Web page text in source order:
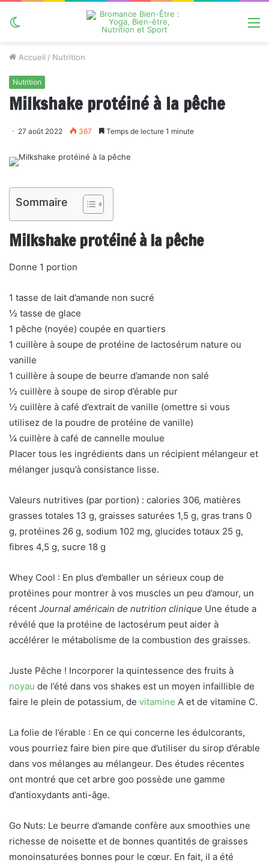
Accueil / Nutrition
Nutrition
Milkshake protéiné à la pêche
27 août 2022 367 Temps de lecture 1 minute
Sommaire
Milkshake protéiné à la pêche
Donne 1 portion
1 tasse de lait d’amande non sucré
½ tasse de glace
1 pêche (noyée) coupée en quartiers
1 cuillère à soupe de protéine de lactosérum nature ou
vanille
1 cuillère à soupe de beurre d’amande non salé
½ cuillère à soupe de sirop d’érable pur
½ cuillère à café d’extrait de vanille (omettre si vous
utilisez de la poudre de protéine de vanille)
¼ cuillère à café de cannelle moulue
Placer tous les ingrédients dans un récipient mélangeur et
mélanger jusqu’à consistance lisse.
Valeurs nutritives (par portion) : calories 306, matières
grasses totales 13 g, graisses saturées 1,5 g, gras trans 0
g, protéines 26 g, sodium 102 mg, glucides totaux 25 g,
fibres 4,5 g, sucre 18 g
Whey Cool : En plus d’emballer un sérieux coup de
protéines pour montrer à vos muscles un peu d’amour, un
récent Journal américain de nutrition clinique Une étude a
révélé que la protéine de lactosérum peut aider à
accélérer le métabolisme de la combustion des graisses.
Juste Pêche ! Incorporer la quintessence des fruits à
noyau de l’été dans vos shakes est un moyen infaillible de
faire le plein de potassium, de vitamine A et de vitamine C.
La folie de l’érable : En ce qui concerne les édulcorants,
vous pourriez faire bien pire que d’utiliser du sirop d’érable
dans vos mélanges au mélangeur. Des études récentes
ont montré que cet arbre goo possède une gamme
d’antioxydants anti-âge.
Go Nuts: Le beurre d’amande confère aux smoothies une
richesse de noisette et de bonnes quantités de graisses
monoinsaturées bonnes pour le cœur. En fait, il a été